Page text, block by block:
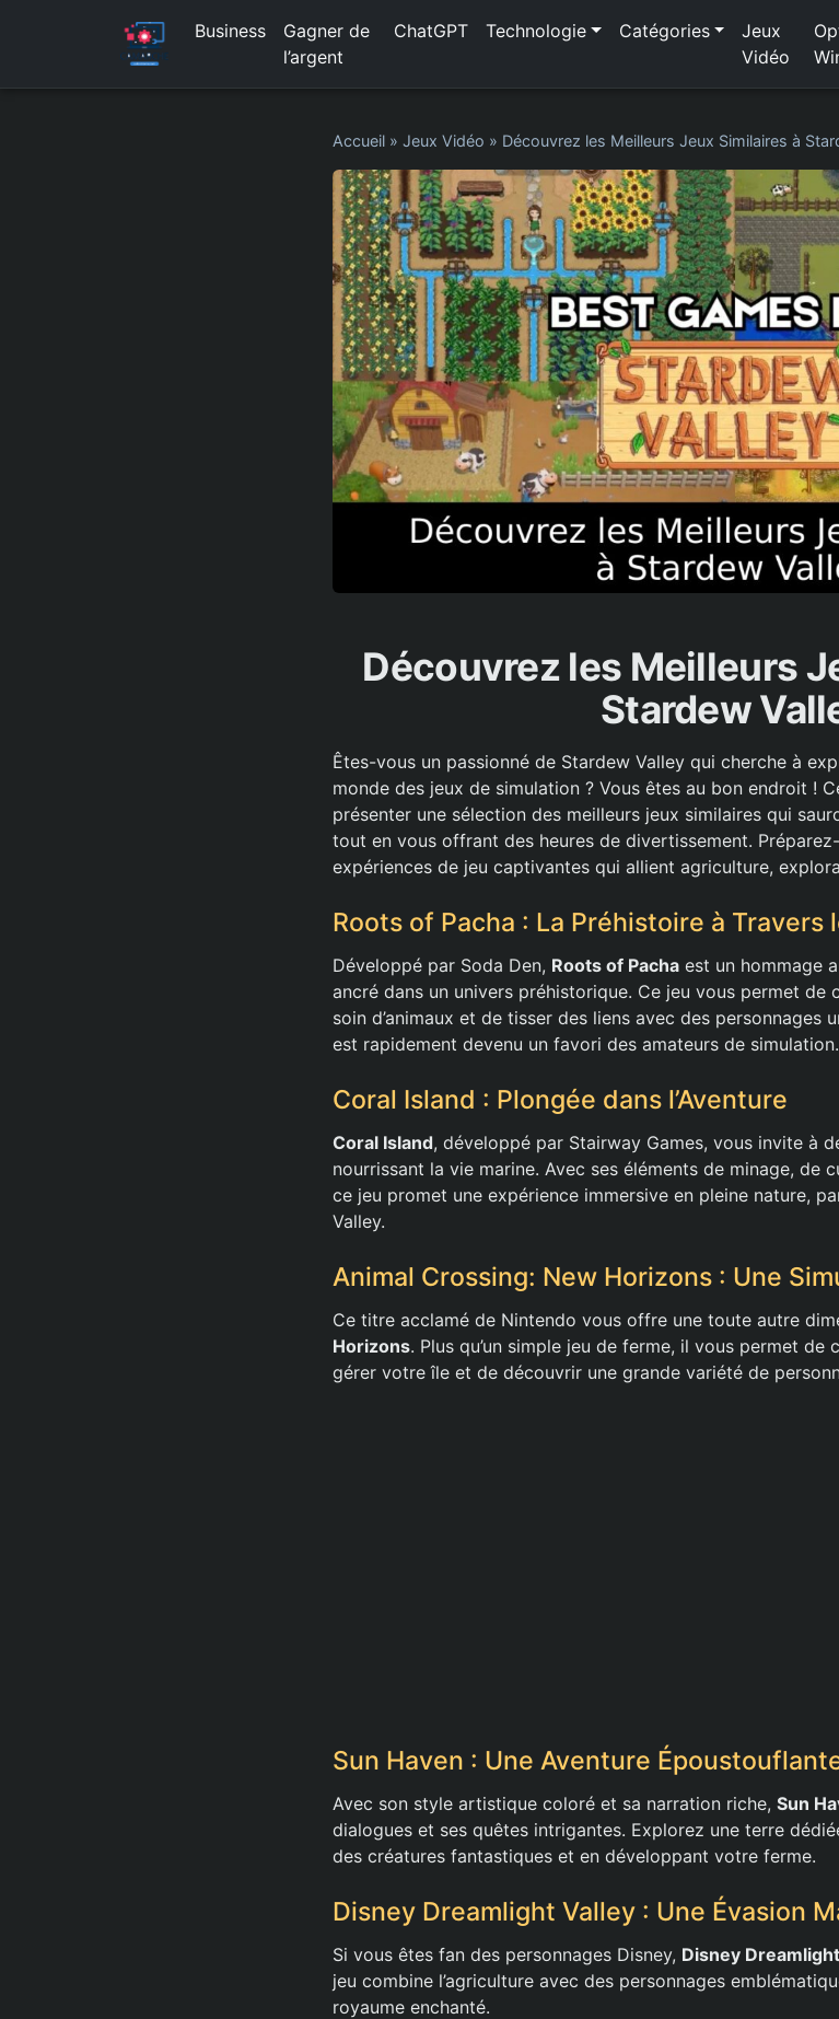
Business
Gagner de
l’argent
ChatGPT Technologie Catégories
Jeux
Vidéo
Accueil » Jeux Vidéo » Découvrez les Meilleurs Jeux Similaires à
Découvrez les Meilleurs
Stardew
Êtes-vous un passionné de Stardew Valley qui cherche à
monde des jeux de simulation ? Vous êtes au bon endroit !
présenter une sélection des meilleurs jeux similaires qui
tout en vous offrant des heures de divertissement.
expériences de jeu captivantes qui allient agriculture,
Roots of Pacha : La Préhistoire à Travers
Développé par Soda Den, Roots of Pacha est un hommage
ancré dans un univers préhistorique. Ce jeu vous permet de
soin d’animaux et de tisser des liens avec des personnages
est rapidement devenu un favori des amateurs de simulation.
Coral Island : Plongée dans l’Aventure
Coral Island, développé par Stairway Games, vous invite à
nourrissant la vie marine. Avec ses éléments de minage, de
ce jeu promet une expérience immersive en pleine nature,
Valley.
Animal Crossing: New Horizons : Une
Ce titre acclamé de Nintendo vous offre une toute autre
Horizons. Plus qu’un simple jeu de ferme, il vous permet de
gérer votre île et de découvrir une grande variété de
Sun Haven : Une Aventure
Avec son style artistique coloré et sa narration riche, Sun
dialogues et ses quêtes intrigantes. Explorez une terre
des créatures fantastiques et en développant votre ferme.
Disney Dreamlight Valley : Une Évasion
Si vous êtes fan des personnages Disney, Disney
jeu combine l’agriculture avec des personnages
royaume enchanté.